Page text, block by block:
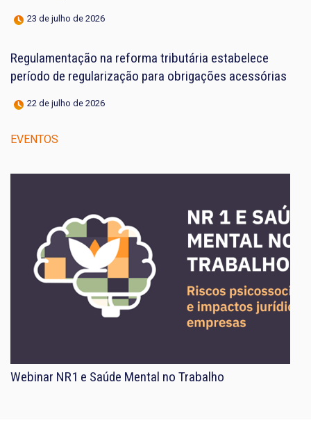
23 de julho de 2026
Regulamentação na reforma tributária estabelece
período de regularização para obrigações acessórias
22 de julho de 2026
EVENTOS
Webinar NR1 e Saúde Mental no Trabalho